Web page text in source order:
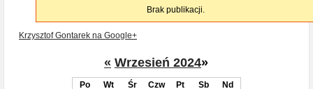
Brak publikacji.
Krzysztof Gontarek na Google+
« Wrzesień 2024»
Po Wt Śr Czw Pt Sb
Nd